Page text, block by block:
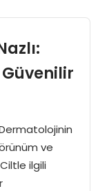
ve
ilgili